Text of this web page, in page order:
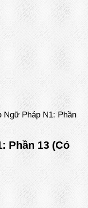
Ngữ Pháp N1: Phần
Phần 13 (Có